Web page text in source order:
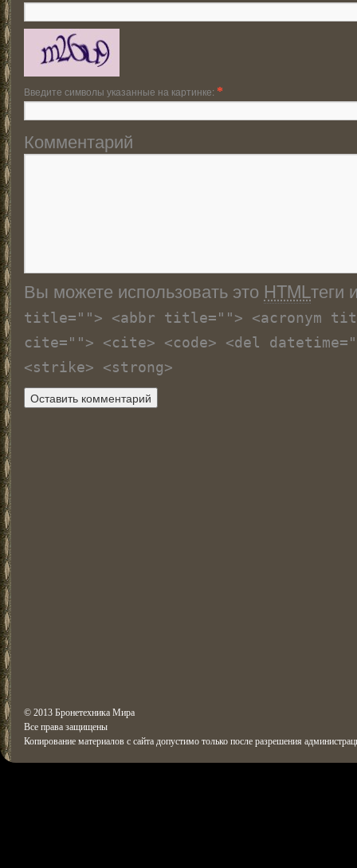
Введите символы указанные на картинке: *
Комментарий
Вы можете использовать это HTMLтеги
title=""> <abbr title=""> <acronym
cite=""> <cite> <code> <del
<strike> <strong>
© 2013 Бронетехника Мира
Все права защищены
Копирование материалов с сайта допустимо только после разрешения